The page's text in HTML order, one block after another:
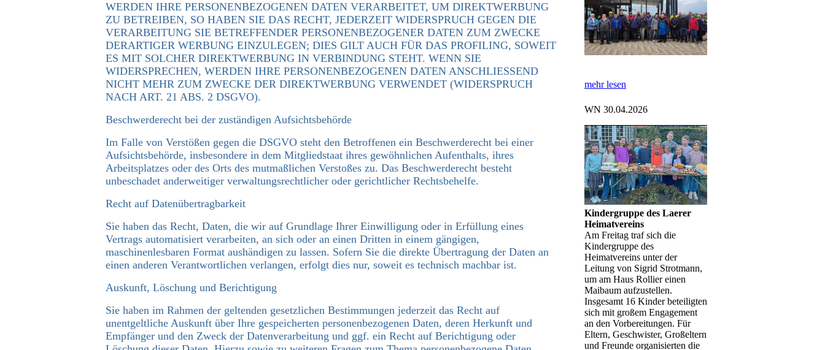
WERDEN IHRE PERSONENBEZOGENEN DATEN VERARBEITET, UM DIREKTWERBUNG
ZU BETREIBEN, SO HABEN SIE DAS RECHT, JEDERZEIT WIDERSPRUCH GEGEN DIE
VERARBEITUNG SIE BETREFFENDER PERSONENBEZOGENER DATEN ZUM ZWECKE
DERARTIGER WERBUNG EINZULEGEN; DIES GILT AUCH FÜR DAS PROFILING, SOWEIT
ES MIT SOLCHER DIREKTWERBUNG IN VERBINDUNG STEHT. WENN SIE
WIDERSPRECHEN, WERDEN IHRE PERSONENBEZOGENEN DATEN ANSCHLIESSEND
NICHT MEHR ZUM ZWECKE DER DIREKTWERBUNG VERWENDET (WIDERSPRUCH
NACH ART. 21 ABS. 2 DSGVO).
Beschwerderecht bei der zuständigen Aufsichtsbehörde
Im Falle von Verstößen gegen die DSGVO steht den Betroffenen ein Beschwerderecht bei einer
Aufsichtsbehörde, insbesondere in dem Mitgliedstaat ihres gewöhnlichen Aufenthalts, ihres
Arbeitsplatzes oder des Orts des mutmaßlichen Verstoßes zu. Das Beschwerderecht besteht
unbeschadet anderweitiger verwaltungsrechtlicher oder gerichtlicher Rechtsbehelfe.
Recht auf Datenübertragbarkeit
Sie haben das Recht, Daten, die wir auf Grundlage Ihrer Einwilligung oder in Erfüllung eines
Vertrags automatisiert verarbeiten, an sich oder an einen Dritten in einem gängigen,
maschinenlesbaren Format aushändigen zu lassen. Sofern Sie die direkte Übertragung der Daten an
einen anderen Verantwortlichen verlangen, erfolgt dies nur, soweit es technisch machbar ist.
Auskunft, Löschung und Berichtigung
Sie haben im Rahmen der geltenden gesetzlichen Bestimmungen jederzeit das Recht auf
unentgeltliche Auskunft über Ihre gespeicherten personenbezogenen Daten, deren Herkunft und
Empfänger und den Zweck der Datenverarbeitung und ggf. ein Recht auf Berichtigung oder
mehr lesen
WN 30.04.2026
Kindergruppe des Laerer
Heimatvereins
Am Freitag traf sich die
Kindergruppe des
Heimatvereins unter der
Leitung von Sigrid Strotmann,
um am Haus Rollier einen
Maibaum aufzustellen.
Insgesamt 16 Kinder beteiligten
sich mit großem Engagement
an den Vorbereitungen. Für
Eltern, Geschwister, Großeltern
und Freunde organisierten die